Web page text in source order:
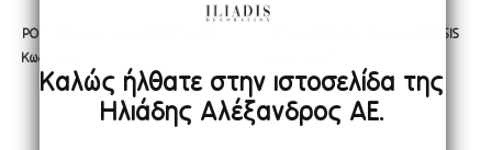
ΡΟΖ ΟΡΧΙΔΕΑ PHALAENOPSIS ΣΕ
ΛΕΥΚΟ ΚΕΡΑΜΙΚΟ ΚΑΣΠΩ 28ΕΚ
ΡΟΖ ΟΡΧΙΔΕΑ PHALAENOPSIS ΣΕ
ΛΕΥΚΟ ΚΕΡΑΜΙΚΟ ΚΑΣΠΩ 28ΕΚ
Κωδ.: 92672
ΛΕΥΚΗ ΟΡΧΙΔΕΑ PHALAENOPSIS
ΛΕΥΚΗ ΟΡΧΙΔΕΑ PHALAENOPSIS
28ΕΚ
Καλώς ήλθατε στην ιστοσελίδα της
Ηλιάδης Αλέξανδρος ΑΕ.